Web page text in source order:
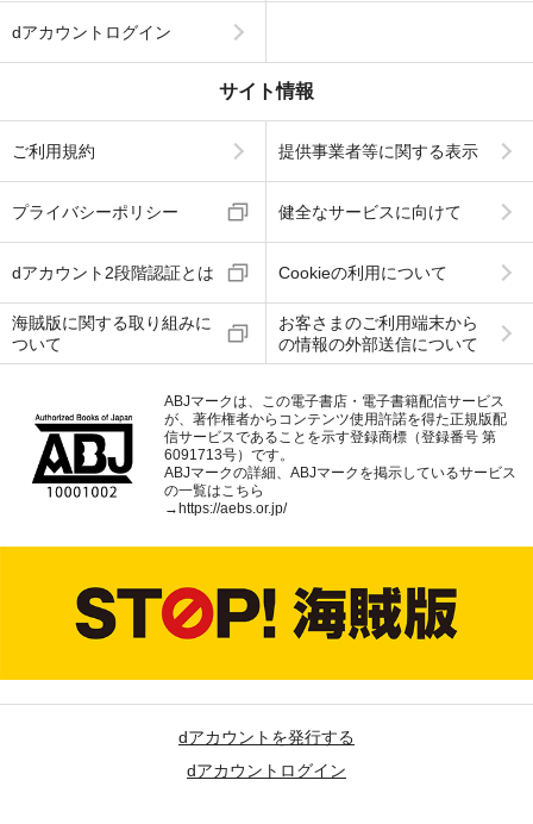
dアカウントログイン
サイト情報
ご利用規約 提供事業者等に関する表示
プライバシーポリシー 健全なサービスに向けて
dアカウント2段階認証とは Cookieの利用について
海賊版に関する取り組みに
ついて
お客さまのご利用端末から
の情報の外部送信について
ABJマークは、この電子書店・電子書籍配信サービス
が、著作権者からコンテンツ使用許諾を得た正規版配
信サービスであることを示す登録商標（登録番号 第
6091713号）です。
ABJマークの詳細、ABJマークを掲示しているサービス
の一覧はこちら
→ https://aebs.or.jp/
dアカウントを発行する
dアカウントログイン